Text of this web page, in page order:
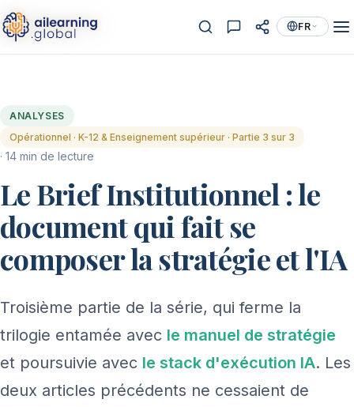
FR
ANALYSES
Opérationnel · K-12 & Enseignement supérieur · Partie 3 sur 3
· 14 min de lecture
Le Brief Institutionnel : le
document qui fait se
composer la stratégie et l'IA
Troisième partie de la série, qui ferme la
trilogie entamée avec le manuel de stratégie
et poursuivie avec le stack d'exécution IA. Les
deux articles précédents ne cessaient de